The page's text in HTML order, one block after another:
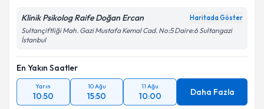
Klinik Psikolog Raife Doğan Ercan
Sultançiftliği Mah. Gazi Mustafa Kemal Cad. No:5 Daire:6 Sultangazi
Yarın
10:50
10 Ağu
15:50
11 Ağu
10:00